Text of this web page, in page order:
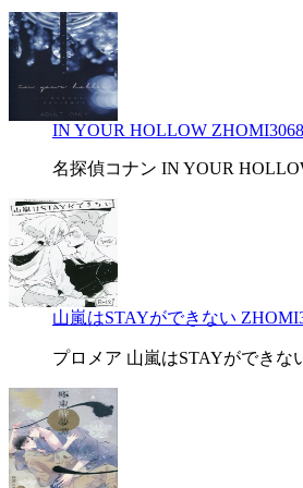
IN YOUR HOLLOW
名探偵コナン IN YOUR
山嵐はSTAYができない
プロメア 山嵐はSTAYができな